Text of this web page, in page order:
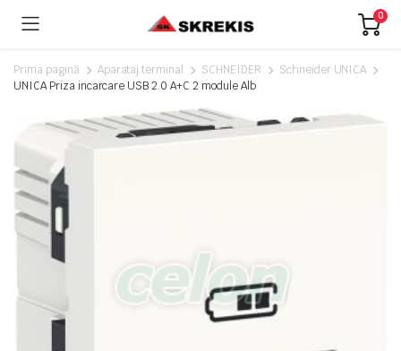
0
Prima pagină Aparataj terminal SCHNEIDER
Schneider UNICA
UNICA Priza incarcare USB 2.0 A+C 2 module Alb